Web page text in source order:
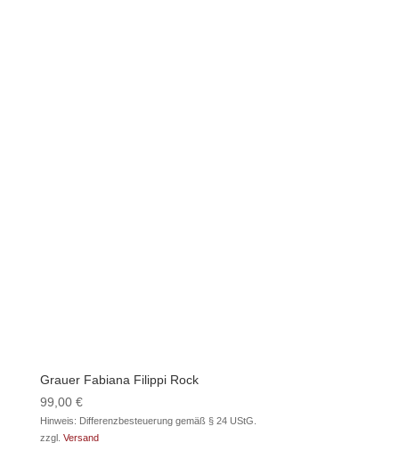
Grauer Fabiana Filippi Rock
99,00 €
Hinweis: Differenzbesteuerung gemäß § 24 UStG.
zzgl. Versand